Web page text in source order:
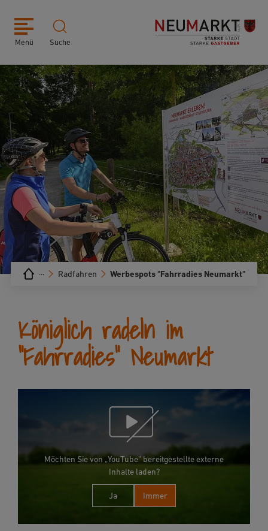
Menü Suche
Werbespots "Fahrradies Neumarkt"
Radfahren
···
Königlich radeln im
"Fahrradies" Neumarkt
Möchten Sie von „YouTube“ bereitgestellte externe
Inhalte laden?
Ja Immer